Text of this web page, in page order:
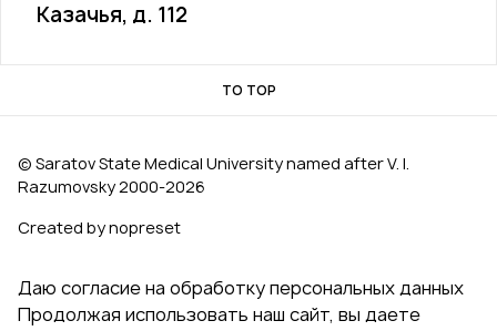
Казачья, д. 112
TO TOP
© Saratov State Medical University named after V. I.
Razumovsky 2000‑2026
Created by nopreset
Даю согласие на обработку персональных данных
Продолжая использовать наш сайт, вы даете